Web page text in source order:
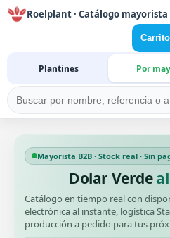
Roelplant · Catálogo mayorista
Plantines Por
Carrito
Mayorista B2B · Stock real · Sin
Dolar Verde
Catálogo en tiempo real con
electrónica al instante, logística
producción a pedido para tus